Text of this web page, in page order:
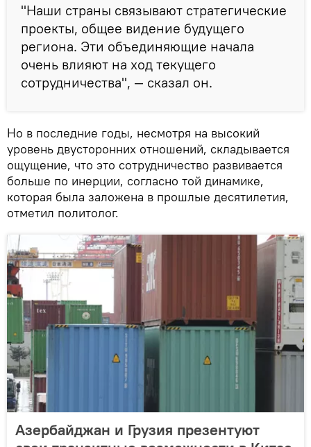
"Наши страны связывают стратегические
проекты, общее видение будущего
региона. Эти объединяющие начала
очень влияют на ход текущего
сотрудничества", — сказал он.
Но в последние годы, несмотря на высокий
уровень двусторонних отношений, складывается
ощущение, что это сотрудничество развивается
больше по инерции, согласно той динамике,
которая была заложена в прошлые десятилетия,
отметил политолог.
Азербайджан и Грузия презентуют